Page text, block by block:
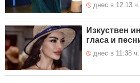
днес в 12:13 ч.
Изкуствен
гласа и
днес в 11:38 ч.